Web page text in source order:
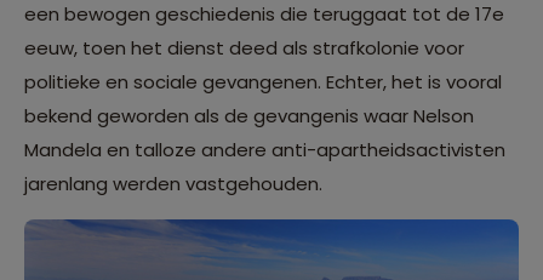
een bewogen geschiedenis die teruggaat tot de 17e
eeuw, toen het dienst deed als strafkolonie voor
politieke en sociale gevangenen. Echter, het is vooral
bekend geworden als de gevangenis waar Nelson
Mandela en talloze andere anti-apartheidsactivisten
jarenlang werden vastgehouden.